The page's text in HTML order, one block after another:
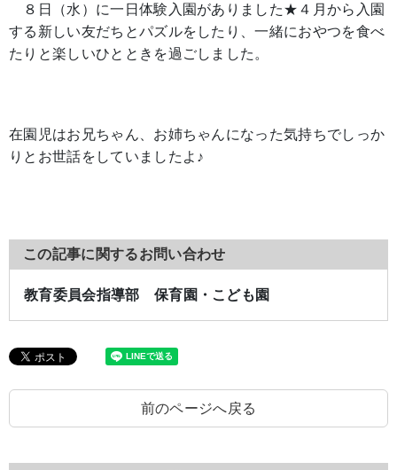
８日（水）に一日体験入園がありました★４月から入園
する新しい友だちとパズルをしたり、一緒におやつを食べ
たりと楽しいひとときを過ごしました。
在園児はお兄ちゃん、お姉ちゃんになった気持ちでしっか
りとお世話をしていましたよ♪
この記事に関するお問い合わせ
教育委員会指導部 保育園・こども園
前のページへ戻る